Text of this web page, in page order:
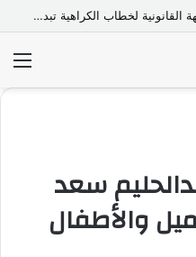
مصطفى الحداد المحامى: المواجهة القانونية لخطاب الكراهية تبدأ بتشريع واضح ووعي مجتمعي
سعد
والأطفال